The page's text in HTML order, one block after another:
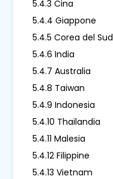
5.4.3 Cina
5.4.4 Giappone
5.4.5 Corea del Sud
5.4.6 India
5.4.7 Australia
5.4.8 Taiwan
5.4.9 Indonesia
5.4.10 Thailandia
5.4.11 Malesia
5.4.12 Filippine
5.4.13 Vietnam